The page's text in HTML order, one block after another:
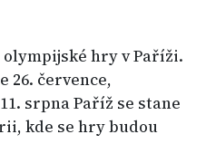
hry v Paříži.
26. července,
srpna Paříž se stane
kde se hry budou